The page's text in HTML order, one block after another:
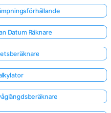
Datum Räknare